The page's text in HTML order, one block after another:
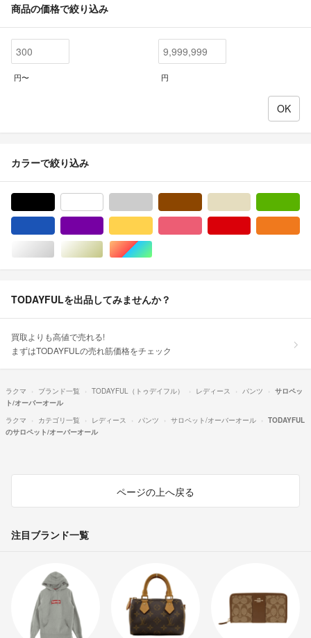
商品の価格で絞り込み
円〜 円
カラーで絞り込み
シルバー/銀色系ゴールド/金色系マルチカラー
TODAYFULを出品してみませんか？
買取よりも高値で売れる!
まずはTODAYFULの売れ筋価格をチェック
ラクマ ブランド一覧 TODAYFUL（トゥデイフル） レディース パンツ
サロペッ
ト/オーバーオール
ラクマ
カテゴリ一覧 レディース パンツ サロペット/オーバーオール
TODAYFUL
のサロペット/オーバーオール
ページの上へ戻る
注目ブランド一覧